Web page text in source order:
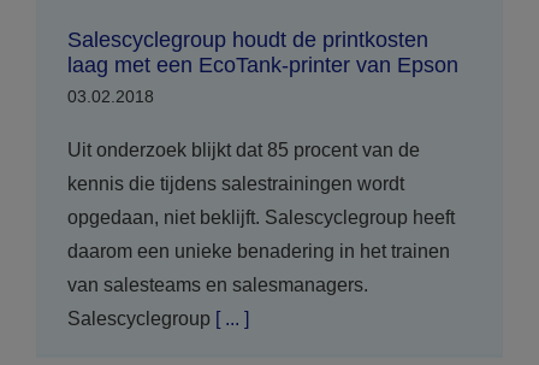
Salescyclegroup houdt de printkosten
laag met een EcoTank-printer van Epson
03.02.2018
Uit onderzoek blijkt dat 85 procent van de
kennis die tijdens salestrainingen wordt
opgedaan, niet beklijft. Salescyclegroup heeft
daarom een unieke benadering in het trainen
van salesteams en salesmanagers.
Salescyclegroup [ ... ]